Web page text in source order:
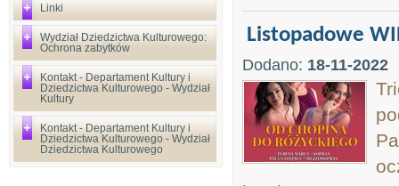
Linki
Wydział Dziedzictwa Kulturowego:
Ochrona zabytków
Kontakt - Departament Kultury i
Dziedzictwa Kulturowego - Wydział
Kultury
Kontakt - Departament Kultury i
Dziedzictwa Kulturowego - Wydział
Dziedzictwa Kulturowego
Listopadowe
Dodano: 18-11-2022